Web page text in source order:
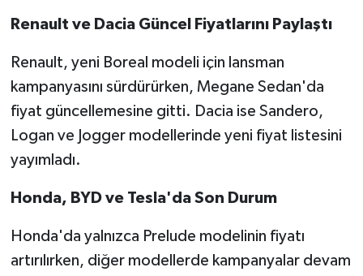
Renault ve Dacia Güncel Fiyatlarını Paylaştı
Renault, yeni Boreal modeli için lansman
kampanyasını sürdürürken, Megane Sedan'da
fiyat güncellemesine gitti. Dacia ise Sandero,
Logan ve Jogger modellerinde yeni fiyat listesini
yayımladı.
Honda, BYD ve Tesla'da Son Durum
Honda'da yalnızca Prelude modelinin fiyatı
artırılırken, diğer modellerde kampanyalar devam